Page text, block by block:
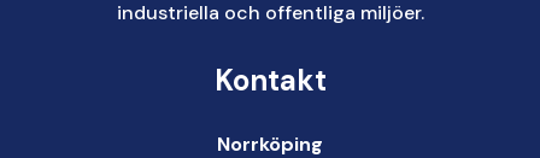
industriella och offentliga miljöer.
Kontakt
Norrköping